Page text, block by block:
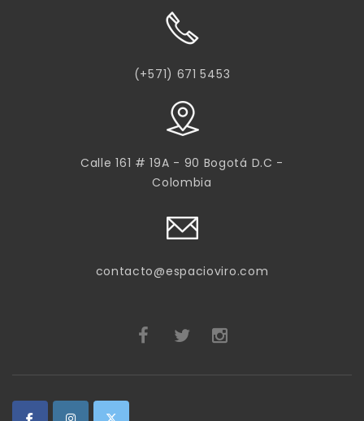
(+571) 671 5453
Calle 161 # 19A - 90 Bogotá D.C -
Colombia
contacto@espacioviro.com